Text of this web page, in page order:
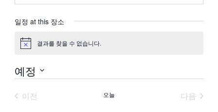
일정 at this 장소
공
결과를 찾을 수 없습니다.
예정
를
이전
오늘
다음